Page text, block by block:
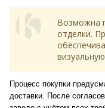
Возможна
отделки.
Процесс покупки
доставки. После